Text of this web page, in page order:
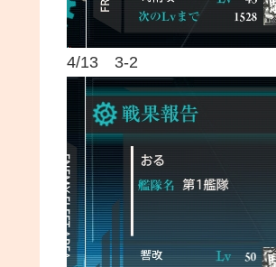
4/13 3-2